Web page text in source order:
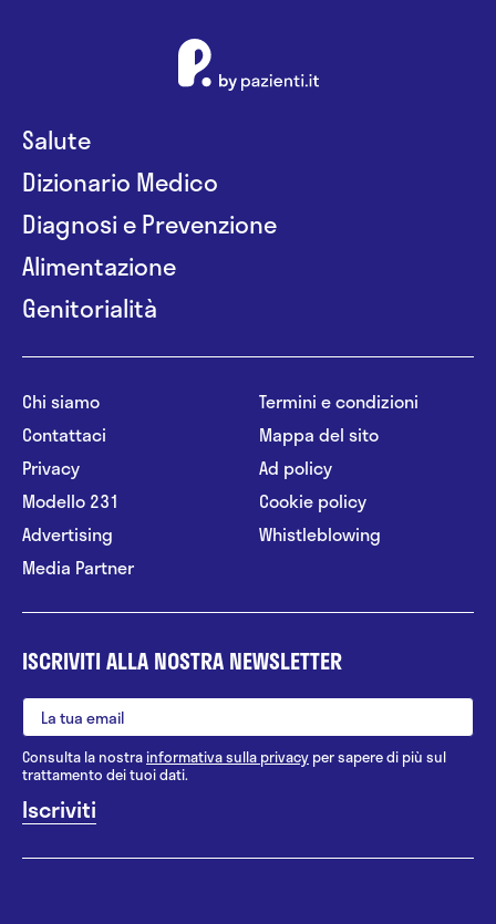
Salute
Dizionario Medico
Diagnosi e Prevenzione
Alimentazione
Genitorialità
Chi siamo
Contattaci
Privacy
Modello 231
Advertising
Media Partner
Termini e condizioni
Mappa del sito
Ad policy
Cookie policy
Whistleblowing
ISCRIVITI ALLA NOSTRA NEWSLETTER
Consulta la nostrainformativa sulla privacy per sapere di più sul
trattamento dei tuoi dati.